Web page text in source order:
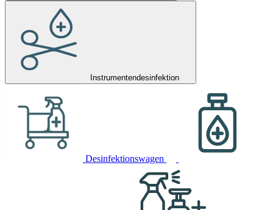
Instrumentendesinfektion
Desinfektionswagen